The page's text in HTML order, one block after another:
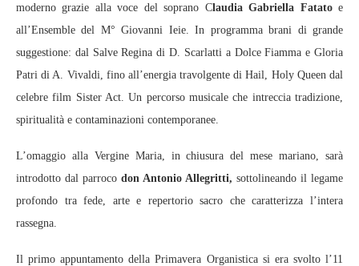
moderno grazie alla voce del soprano Claudia Gabriella Fatatoe
all’Ensemble del M° Giovanni Ieie. In programma brani di grande
suggestione: dal Salve Regina di D. Scarlatti a Dolce Fiamma e Gloria
Patri di A. Vivaldi, fino all’energia travolgente di Hail, Holy Queen dal
celebre film Sister Act. Un percorso musicale che intreccia tradizione,
spiritualità e contaminazioni contemporanee.
L’omaggio alla Vergine Maria, in chiusura del mese mariano, sarà
introdotto dal parroco don Antonio Allegritti, sottolineando il legame
profondo tra fede, arte e repertorio sacro che caratterizza l’intera
rassegna.
Il primo appuntamento della Primavera Organistica si era svolto l’11